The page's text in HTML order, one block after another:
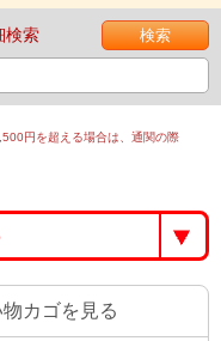
検索
円を超える場合は、通関の際
物カゴを見る